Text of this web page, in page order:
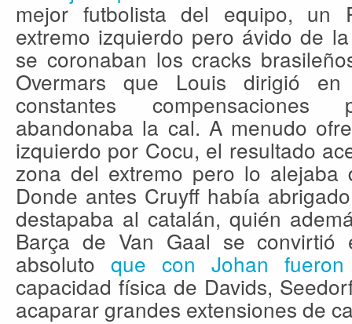
mejor futbolista del equipo, un
extremo izquierdo pero ávido de
se coronaban los cracks
Overmars que Louis dirigió en
constantes compensaciones
abandonaba la cal. A menudo
izquierdo por Cocu, el resultado
zona del extremo pero lo alejaba
Donde antes Cruyff había
destapaba al catalán, quién
Barça de Van Gaal se convirtió
absoluto que con Johan
capacidad física de Davids,
acaparar grandes extensiones de